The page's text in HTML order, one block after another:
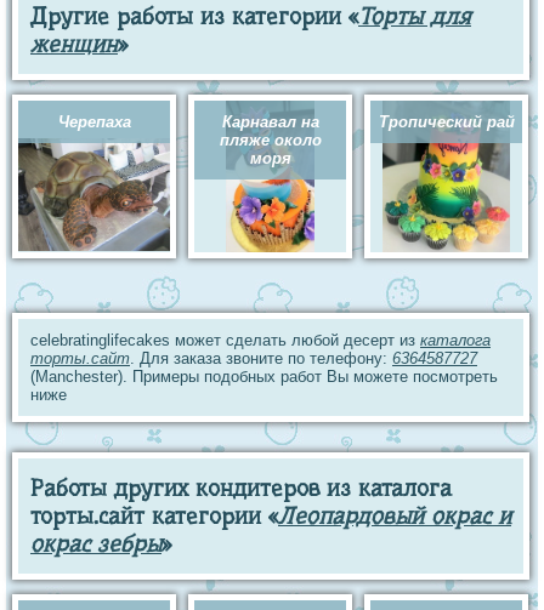
Другие работы из категории «Торты для
женщин»
Черепаха
Карнавал на
пляже около
моря
Тропический рай
celebratinglifecakes может сделать любой десерт из каталога
торты.сайт . Для заказа звоните по телефону: 6364587727
(Manchester). Примеры подобных работ Вы можете посмотреть
ниже
Работы других кондитеров из каталога
торты.сайт категории «Леопардовый окрас и
окрас зебры»